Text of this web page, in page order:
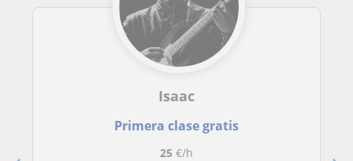
Isaac
Primera clase gratis
25€/h